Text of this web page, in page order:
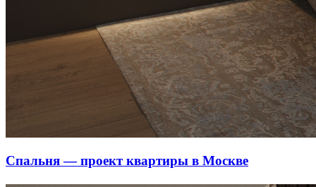
Спальня — проект квартиры в Москве